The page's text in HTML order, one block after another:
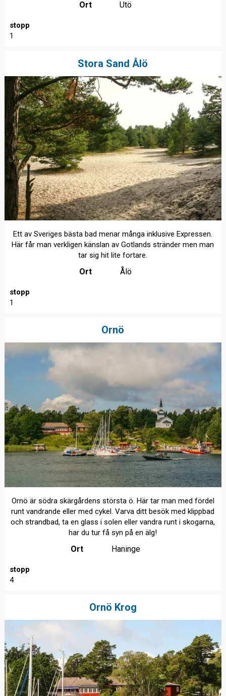
Ort Utö
stopp
1
Stora Sand Ålö
Ett av Sveriges bästa bad menar många inklusive Expressen.
Här får man verkligen känslan av Gotlands stränder men man
tar sig hit lite fortare.
Ort Ålö
stopp
1
Ornö
Ornö är södra skärgårdens största ö. Här tar man med fördel
runt vandrande eller med cykel. Varva ditt besök med klippbad
och strandbad, ta en glass i solen eller vandra runt i skogarna,
har du tur få syn på en älg!
Ort Haninge
stopp
4
Ornö Krog